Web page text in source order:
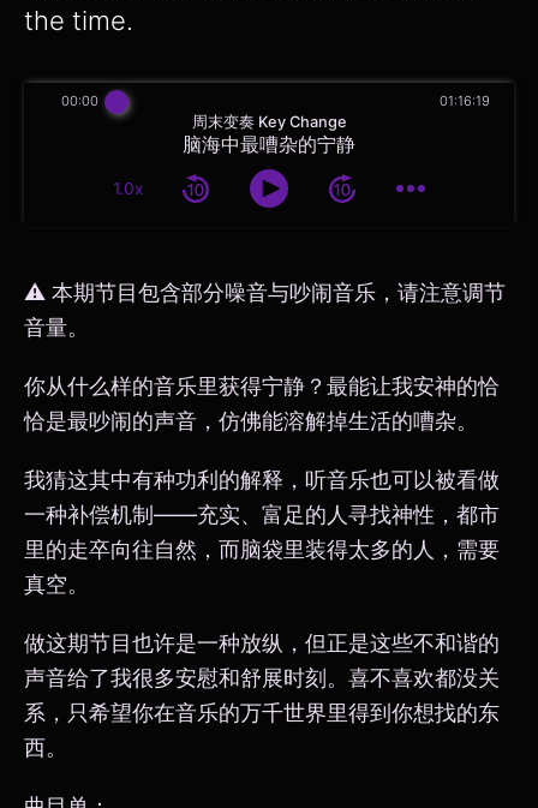
the time.
周末变奏 Key Change
脑海中最嘈杂的宁静
1.0x
00:00 01:16:19
⚠️ 本期节目包含部分噪音与吵闹音乐，请注意调节
音量。
你从什么样的音乐里获得宁静？最能让我安神的恰
恰是最吵闹的声音，仿佛能溶解掉生活的嘈杂。
我猜这其中有种功利的解释，听音乐也可以被看做
一种补偿机制——充实、富足的人寻找神性，都市
里的走卒向往自然，而脑袋里装得太多的人，需要
真空。
做这期节目也许是一种放纵，但正是这些不和谐的
声音给了我很多安慰和舒展时刻。喜不喜欢都没关
系，只希望你在音乐的万千世界里得到你想找的东
西。